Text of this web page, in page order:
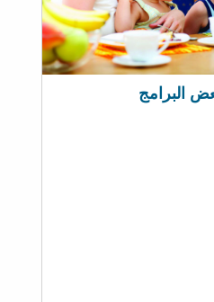
البرامج